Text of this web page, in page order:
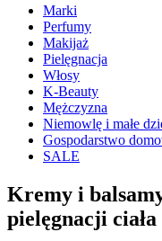
Marki
Perfumy
Makijaż
Pielęgnacja
Włosy
K-Beauty
Mężczyzna
Niemowlę i małe
Gospodarstwo
SALE
Kremy i
pielęgnacji ciała